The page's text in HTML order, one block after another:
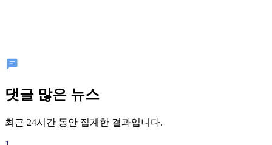
댓글 많은 뉴스
최근 24시간 동안 집계한 결과입니다.